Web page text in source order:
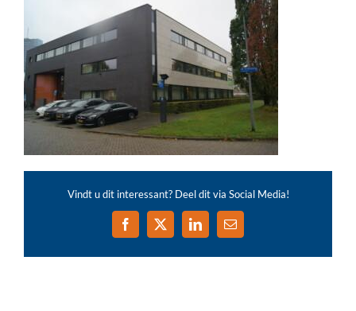
Vindt u dit interessant? Deel dit via Social Media!
Facebook
X LinkedIn
E-